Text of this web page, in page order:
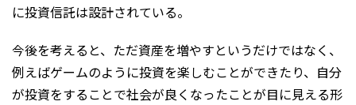
に投資信託は設計されている。
今後を考えると、ただ資産を増やすというだけではなく、
例えばゲームのように投資を楽しむことができたり、自分
が投資をすることで社会が良くなったことが目に見える形